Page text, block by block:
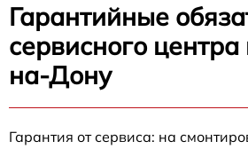
Гарантийные
сервисного центра
на-Дону
Гарантия от сервиса: на